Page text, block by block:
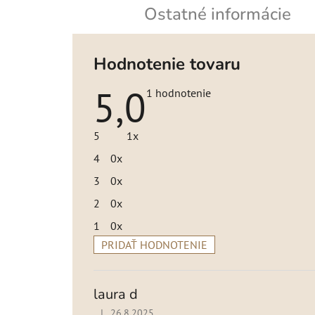
Ostatné informácie
Hodnotenie tovaru
5,0 Priemerné
1 hodnotenie
5
1x
4
0x
3
0x
2
0x
1
0x
PRIDAŤ HODNOTENIE
p
laura d